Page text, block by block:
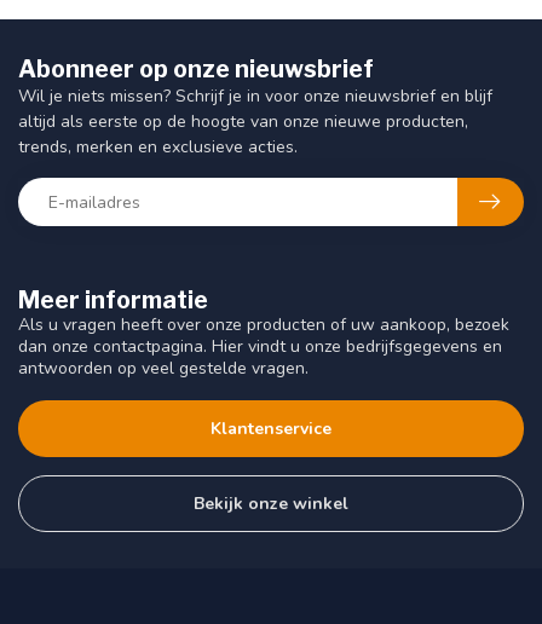
Meer informatie
Als u vragen heeft over onze producten of uw aankoop, bezoek
dan onze contactpagina. Hier vindt u onze bedrijfsgegevens en
antwoorden op veel gestelde vragen.
Klantenservice
Bekijk onze winkel
Abonneer op onze nieuwsbrief
Wil je niets missen? Schrijf je in voor onze nieuwsbrief en blijf
altijd als eerste op de hoogte van onze nieuwe producten,
trends, merken en exclusieve acties.